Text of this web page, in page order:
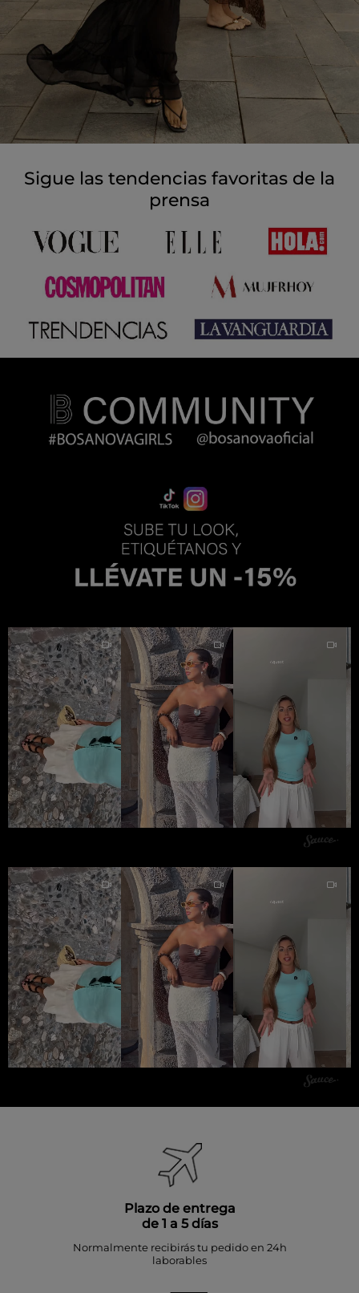
Sigue las tendencias favoritas de la
prensa
Plazo de entrega
de 1 a 5 días
Normalmente recibirás tu pedido en 24h
laborables